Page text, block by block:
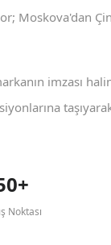
Moskova'dan
imzası
Noktası